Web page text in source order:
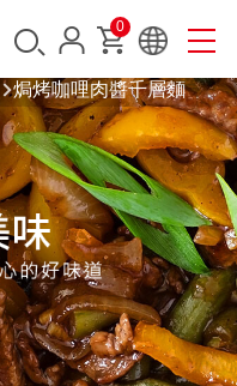
0
焗烤咖哩肉醬千層麵